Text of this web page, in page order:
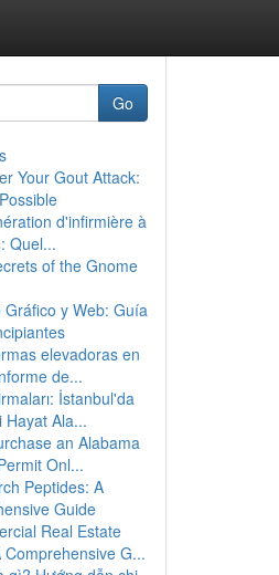
Go
Your Gout Attack:
d'infirmière à
Quel...
of the Gnome
Gráfico y Web: Guía
elevadoras en
de...
İstanbul'da
Hayat Ala...
an Alabama
Onl...
Peptides: A
Guide
Real Estate
Comprehensive G...